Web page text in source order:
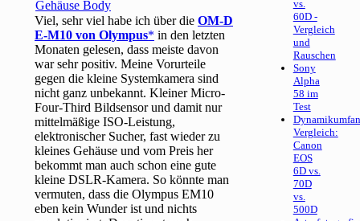
Viel, sehr viel habe ich über dieOM-D
E-M10 von Olympus
in den letzten
Monaten gelesen, dass meiste davon
war sehr positiv. Meine Vorurteile
gegen die kleine Systemkamera sind
nicht ganz unbekannt. Kleiner Micro-
Four-Third Bildsensor und damit nur
mittelmäßige ISO-Leistung,
elektronischer Sucher, fast wieder zu
kleines Gehäuse und vom Preis her
bekommt man auch schon eine gute
kleine DSLR-Kamera. So könnte man
vermuten, dass die Olympus EM10
eben kein Wunder ist und nichts
vs.
60D -
Vergleich
und
Rauschen
Sony
Alpha
58 im
Test
Vergleich:
Canon
EOS
6D vs.
70D
vs.
500D